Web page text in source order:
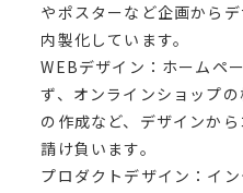
やポスターなど企画から
内製化しています。
WEBデザイン：ホームペ
ず、オンラインショップ
の作成など、デザインか
請け負います。
プロダクトデザイン：イ